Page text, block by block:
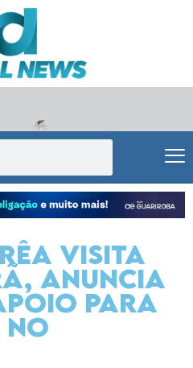
visita
anuncia
para
no